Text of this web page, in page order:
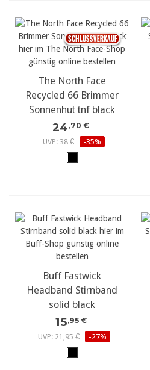
The North Face
Recycled 66 Brimmer
Sonnenhut tnf black
24 ,70 €
UVP: 38 €
-35%
Buff Fastwick
Headband Stirnband
solid black
15,95 €
UVP: 21,95 €
-27%